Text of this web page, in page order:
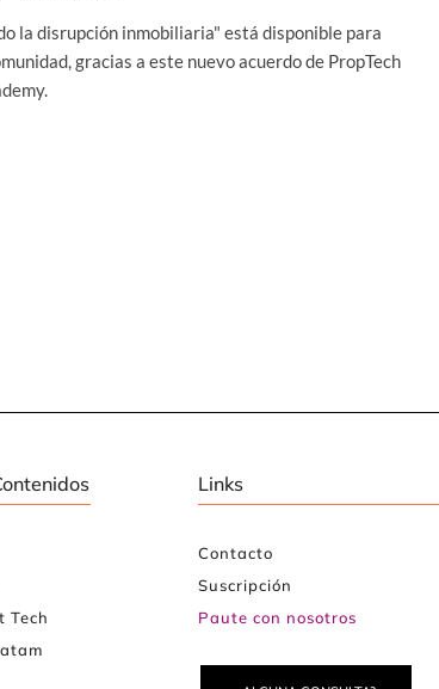
la disrupción inmobiliaria" está disponible para
gracias a este nuevo acuerdo de PropTech
Tech
Links
Contacto
Suscripción
Paute con nosotros